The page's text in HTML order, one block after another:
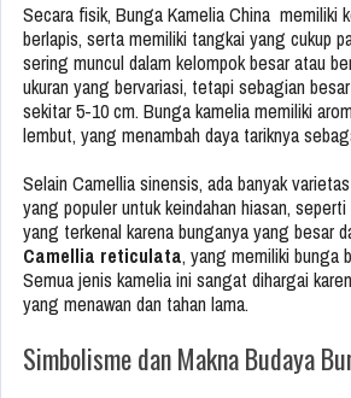
Secara fisik, Bunga Kamelia China memiliki
berlapis, serta memiliki tangkai yang cukup
sering muncul dalam kelompok besar atau
ukuran yang bervariasi, tetapi sebagian
sekitar 5-10 cm. Bunga kamelia memiliki
lembut, yang menambah daya tariknya
Selain Camellia sinensis, ada banyak
yang populer untuk keindahan hiasan, seperti
yang terkenal karena bunganya yang besar
Camellia reticulata, yang memiliki bunga
Semua jenis kamelia ini sangat dihargai
yang menawan dan tahan lama.
Simbolisme dan Makna Budaya